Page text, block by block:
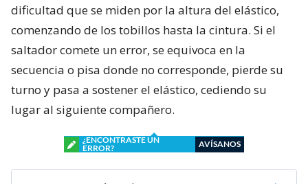
dificultad que se miden por la altura del elástico,
comenzando de los tobillos hasta la cintura. Si el
saltador comete un error, se equivoca en la
secuencia o pisa donde no corresponde, pierde su
turno y pasa a sostener el elástico, cediendo su
lugar al siguiente compañero.
¿ENCONTRASTE UN
ERROR?
AVÍSANOS